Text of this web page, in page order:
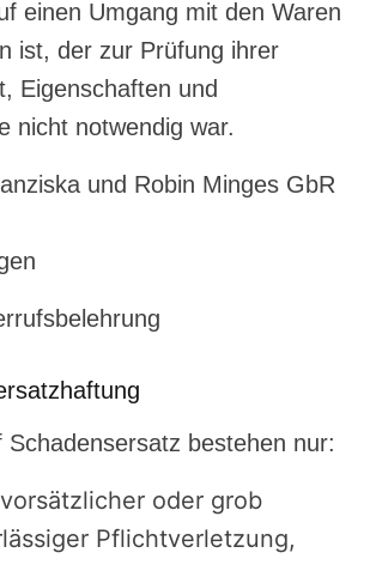
einen Umgang mit den Waren
ist, der zur Prüfung ihrer
Eigenschaften und
nicht notwendig war.
und Robin Minges GbR
Schadensersatz bestehen nur:
oder grob
Pflichtverletzung,